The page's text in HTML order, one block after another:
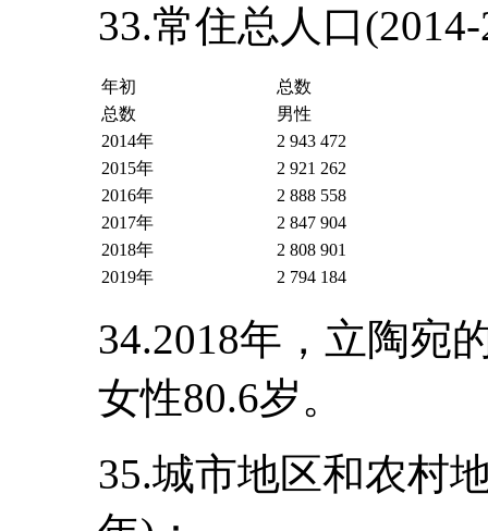
33.常住总人口
年初
总数
总数
男性
2014年
2 943 472
2015年
2 921 262
2016年
2 888 558
2017年
2 847 904
2018年
2 808 901
2019年
2 794 184
34.2018年，立陶宛
女性80.6岁。
35.城市地区和农村